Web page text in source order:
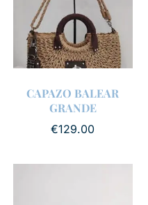
CAPAZO BALEAR
GRANDE
€129.00